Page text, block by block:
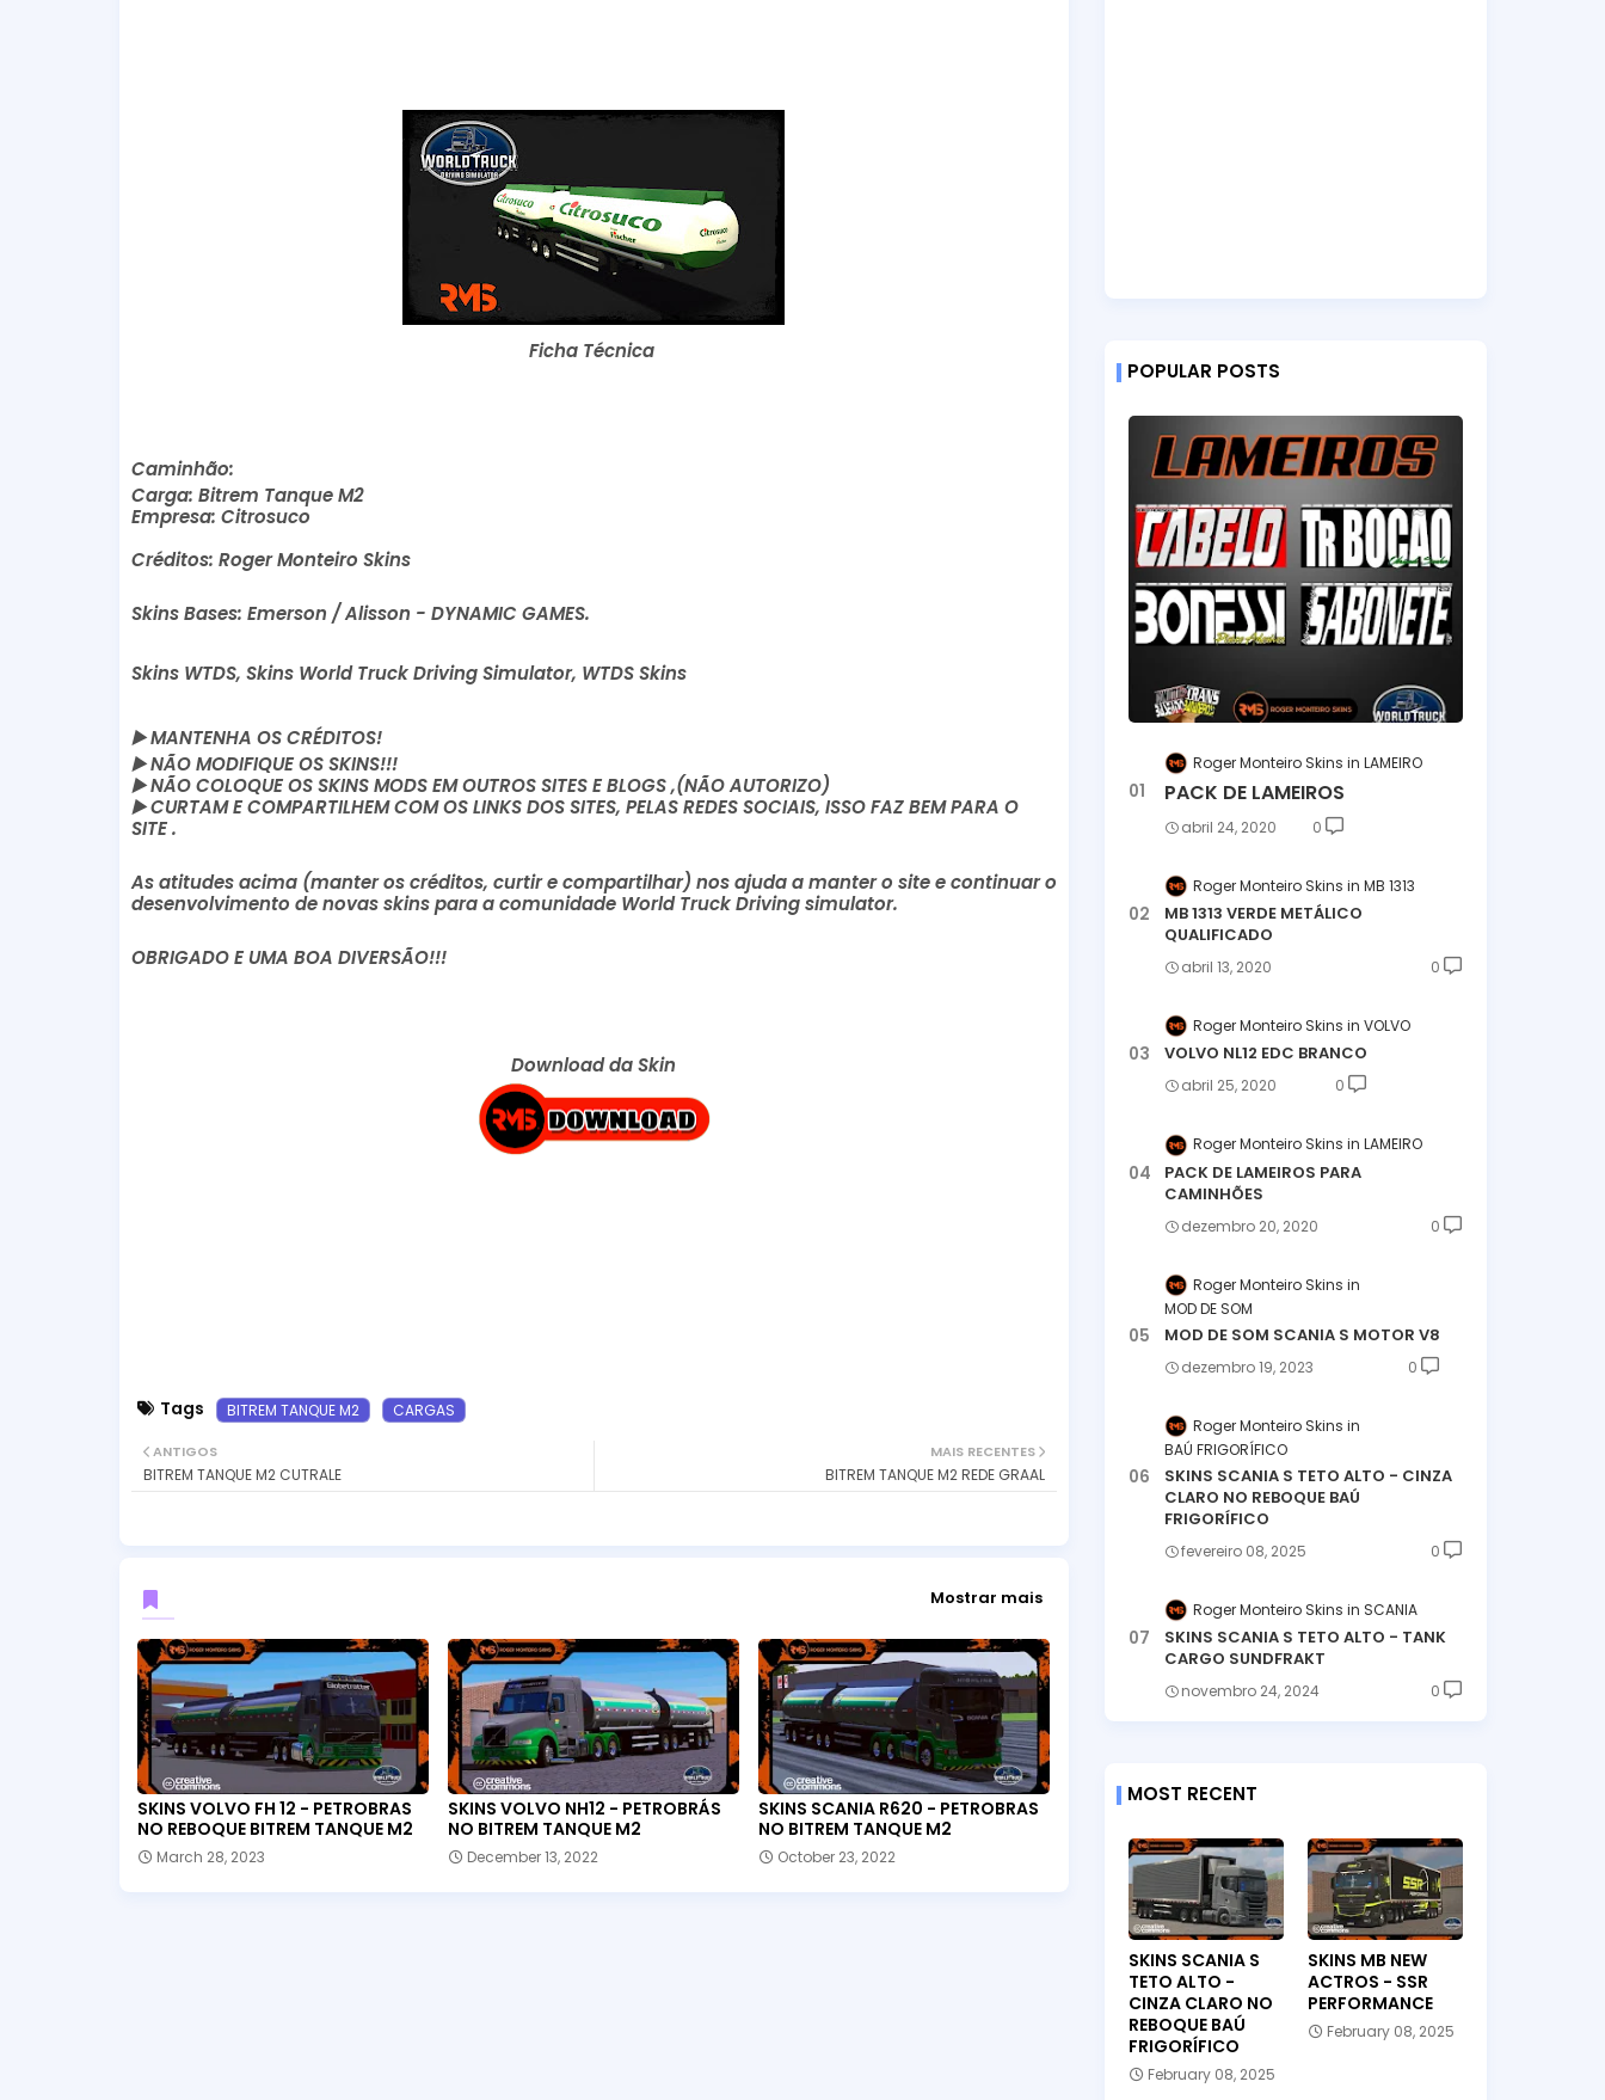
Ficha Técnica
Caminhão:
Carga: Bitrem Tanque M2
Empresa: Citrosuco
Créditos: Roger Monteiro Skins
Skins Bases: Emerson / Alisson - DYNAMIC GAMES.
Skins WTDS, Skins World Truck Driving Simulator, WTDS Skins
▶️MANTENHA OS CRÉDITOS!
▶️NÃO MODIFIQUE OS SKINS!!!
▶️NÃO COLOQUE OS SKINS MODS EM OUTROS SITES E BLOGS ,(NÃO AUTORIZO)
▶️CURTAM E COMPARTILHEM COM OS LINKS DOS SITES, PELAS REDES SOCIAIS, ISSO FAZ BEM PARA O
SITE .
As atitudes acima (manter os créditos, curtir e compartilhar) nos ajuda a manter o site e continuar o
desenvolvimento de novas skins para a comunidade World Truck Driving simulator.
OBRIGADO E UMA BOA DIVERSÃO!!!
Download da Skin
Tags BITREM TANQUE M2 CARGAS
MAIS RECENTES
BITREM TANQUE M2 REDE GRAAL
ANTIGOS
BITREM TANQUE M2 CUTRALE
Mostrar mais
SKINS VOLVO FH 12 - PETROBRAS
NO REBOQUE BITREM TANQUE M2
March 28, 2023
SKINS VOLVO NH12 - PETROBRÁS
NO BITREM TANQUE M2
December 13, 2022
SKINS SCANIA R620 - PETROBRAS
NO BITREM TANQUE M2
October 23, 2022
POPULAR POSTS
Roger Monteiro Skins LAMEIRO
PACK DE LAMEIROS
abril 24, 2020 0
Roger Monteiro Skins MB 1313
MB 1313 VERDE METÁLICO
QUALIFICADO
abril 13, 2020 0
Roger Monteiro Skins VOLVO
VOLVO NL12 EDC BRANCO
abril 25, 2020 0
Roger Monteiro Skins LAMEIRO
PACK DE LAMEIROS PARA
CAMINHÕES
dezembro 20, 2020 0
Roger Monteiro Skins
MOD DE SOM
MOD DE SOM SCANIA S MOTOR V8
dezembro 19, 2023 0
Roger Monteiro Skins
BAÚ FRIGORÍFICO
SKINS SCANIA S TETO ALTO - CINZA
CLARO NO REBOQUE BAÚ
FRIGORÍFICO
fevereiro 08, 2025 0
Roger Monteiro Skins SCANIA
SKINS SCANIA S TETO ALTO - TANK
CARGO SUNDFRAKT
novembro 24, 2024 0
MOST RECENT
SKINS SCANIA S
TETO ALTO -
CINZA CLARO NO
REBOQUE BAÚ
FRIGORÍFICO
February 08, 2025
SKINS MB NEW
ACTROS - SSR
PERFORMANCE
February 08, 2025